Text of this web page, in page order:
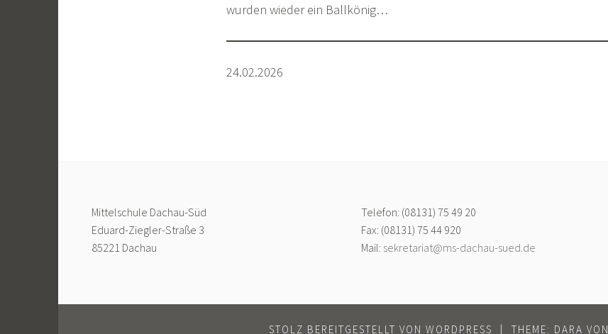
wurden wieder ein Ballkönig…
24.02.2026
Mittelschule Dachau-Süd
Eduard-Ziegler-Straße 3
85221 Dachau
Telefon: (08131) 75 49 20
Fax: (08131) 75 44 920
Mail: sekretariat@ms-dachau-sued.de
STOLZ BEREITGESTELLT VON WORDPRESS | THEME: DARA VON